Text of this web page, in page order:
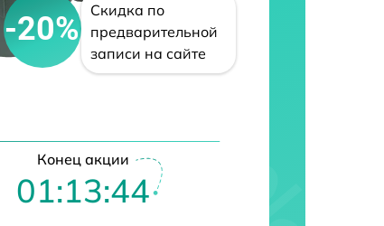
-20%
Скидка по
предварительной
записи на сайте
Конец акции
01:13:42